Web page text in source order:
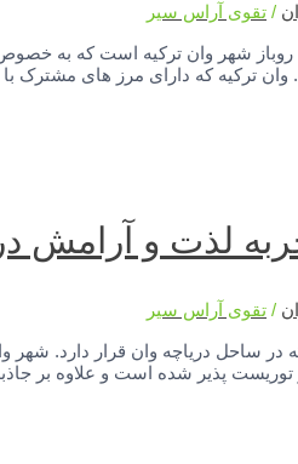
/ تقوی آراس سیر
روباز شهر وان ترکیه است که به
ترکیه که دارای مرز های مشترک
لذت و آرامش
/ تقوی آراس سیر
در ساحل دریاچه وان قرار دارد. شهر
توریست پذیر شده است و علاوه بر